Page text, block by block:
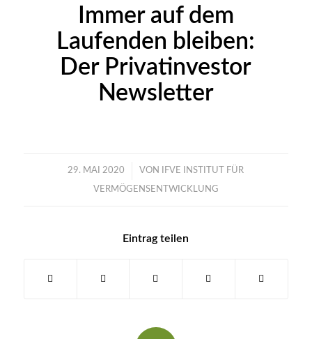
Immer auf dem
Laufenden bleiben:
Der Privatinvestor
Newsletter
29. MAI 2020
/ VON IFVE INSTITUT FÜR
VERMÖGENSENTWICKLUNG
Eintrag teilen